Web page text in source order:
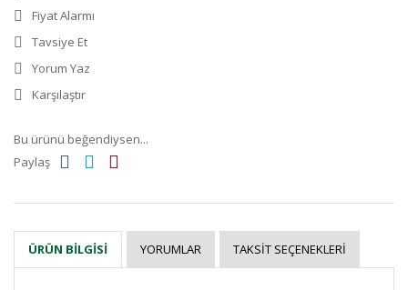
Fiyat Alarmı
Tavsiye Et
Yorum Yaz
Karşılaştır
Bu ürünü beğendiysen...
Paylaş
ÜRÜN BILGISI YORUMLAR TAKSIT SEÇENEKLERI